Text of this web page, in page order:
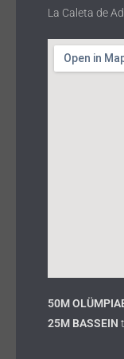
La Caleta de
50M
25M BASSEIN